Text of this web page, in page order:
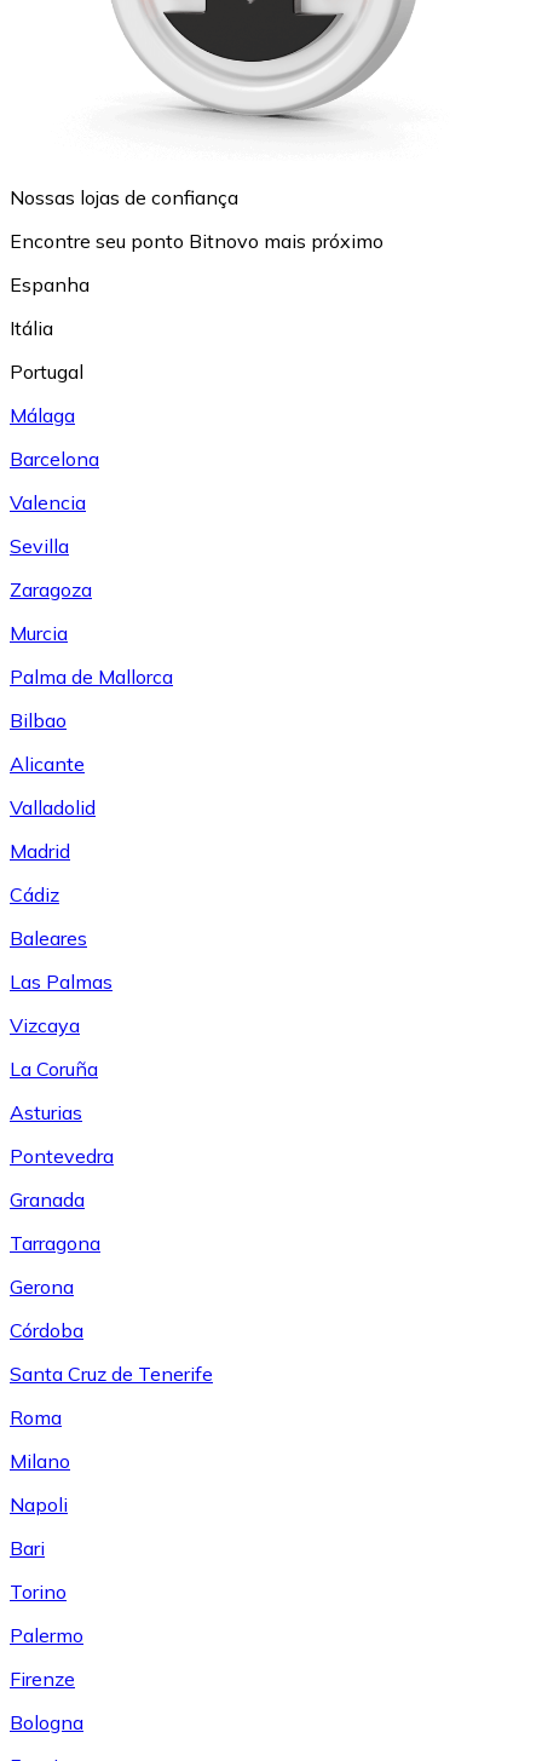
Nossas lojas de confiança
Encontre seu ponto Bitnovo mais próximo
Espanha
Itália
Portugal
Málaga
Barcelona
Valencia
Sevilla
Zaragoza
Murcia
Palma de Mallorca
Bilbao
Alicante
Valladolid
Madrid
Cádiz
Baleares
Las Palmas
Vizcaya
La Coruña
Asturias
Pontevedra
Granada
Tarragona
Gerona
Córdoba
Santa Cruz de Tenerife
Roma
Milano
Napoli
Bari
Torino
Palermo
Firenze
Bologna